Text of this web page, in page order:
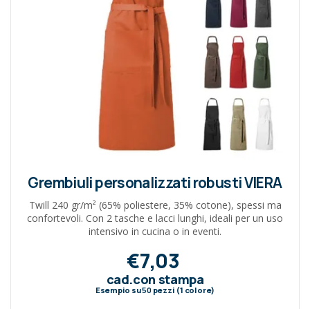
Grembiuli personalizzati robusti VIERA
Twill 240 gr/m² (65% poliestere, 35% cotone), spessi ma
confortevoli. Con 2 tasche e lacci lunghi, ideali per un uso
intensivo in cucina o in eventi.
€7,03
cad.con stampa
Esempio su50pezzi (1 colore)